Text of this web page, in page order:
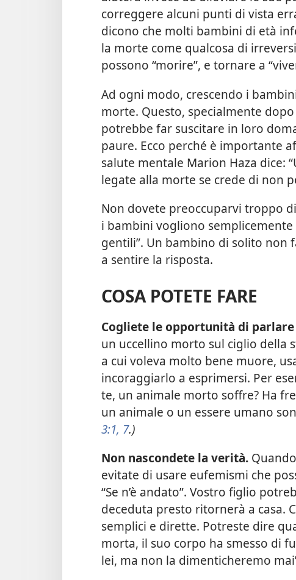
correggere alcuni punti di vista
dicono che molti bambini di età
la morte come qualcosa di
possono “morire”, e tornare a
Ad ogni modo, crescendo i
morte. Questo, specialmente
potrebbe far suscitare in loro
paure. Ecco perché è importante
salute mentale Marion Haza dice:
legate alla morte se crede di non
Non dovete preoccuparvi troppo
i bambini vogliono
gentili”. Un bambino di solito non
a sentire la risposta.
COSA POTETE FARE
Cogliete le opportunità di
un uccellino morto sul ciglio della
a cui voleva molto bene muore,
incoraggiarlo a esprimersi. Per
te, un animale morto soffre? Ha
un animale o un essere umano
3:1, 7.)
Non nascondete la verità.
evitate di usare eufemismi che
“Se n’è andato”. Vostro figlio
deceduta presto ritornerà a casa.
semplici e dirette. Potreste dire
morta, il suo corpo ha smesso di
lei, ma non la dimenticheremo